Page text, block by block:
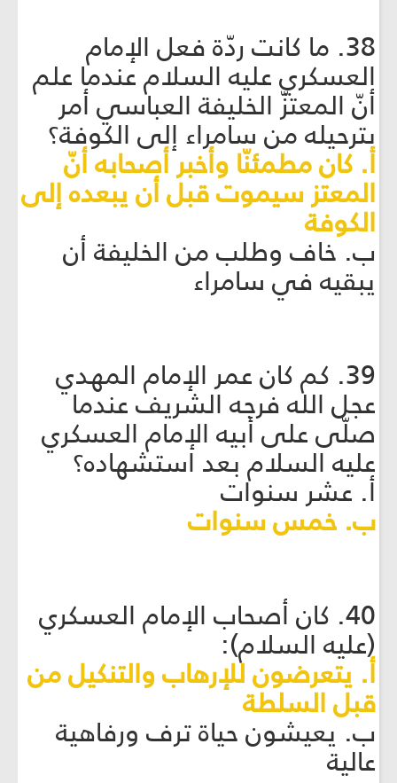
38. ما كانت ردّة فعل الإمام
العسكري عليه السلام عندما علم
أنّ المعتزّ الخليفة العباسي أمر
بترحيله من سامراء إلى الكوفة؟
أ. كان مطمئنّا وأخبر أصحابه أنّ
المعتز سيموت قبل أن يبعده إلى
الكوفة
ب. خاف وطلب من الخليفة أن
يبقيه في سامراء
39. كم كان عمر الإمام المهدي
عجل الله فرجه الشريف عندما
صلّى على أبيه الإمام العسكري
عليه السلام بعد استشهاده؟
أ. عشر سنوات
ب. خمس سنوات
40. كان أصحاب الإمام العسكري
(عليه السلام):
أ. يتعرضون للإرهاب والتنكيل من
قبل السلطة
ب. يعيشون حياة ترف ورفاهية
عالية